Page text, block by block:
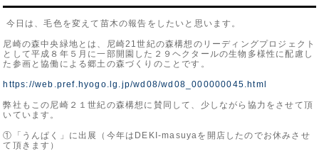
今日は、毛色を変えて苗木の報告をしたいと思います。
尼崎の森中央緑地とは、尼崎21世紀の森構想のリーディングプロジェクト
として平成８年５月に一部開園した２９ヘクタールの生物多様性に配慮し
た参画と協働による郷土の森づくりのことです。
https://web.pref.hyogo.lg.jp/wd08/wd08_000000045.html
弊社もこの尼崎２１世紀の森構想に賛同して、少しながら協力をさせて頂
いています。
①「うんぱく」に出展（今年はDEKI-masuyaを開店したのでお休みさせ
て頂きます）